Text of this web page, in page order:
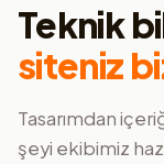
Teknik
siteniz
Tasarımdan
şeyi ekibimiz